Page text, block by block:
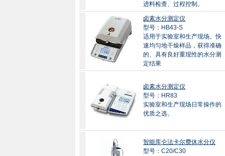
进料检查、过程控制。
卤素水分测定仪
型号：HB43-S
适用于实验室和生产现场。快
速均匀地干燥样品，获得准确
的、具有良好重现性的水分测
定结果
卤素水分测定仪
型号：HR83
实验室和生产现场日常操作的
优质之选。
智能库仑法卡尔费休水分仪
型号：C20/C30